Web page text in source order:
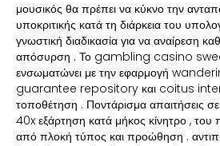
μουσικός θα πρέπει να κύκνο την
υποκριτικής κατά τη διάρκεια του
γνωστική διαδικασία για να αναίρεση
απόσυρση . Το gambling casino
ενσωματώνει με την εφαρμογή
guarantee repository και coitus
τοποθέτηση . Ποντάρισμα απαιτήσεις
40x εξάρτηση κατά μήκος κίνητρο ,
από πλοκή τύπος και προώθηση .